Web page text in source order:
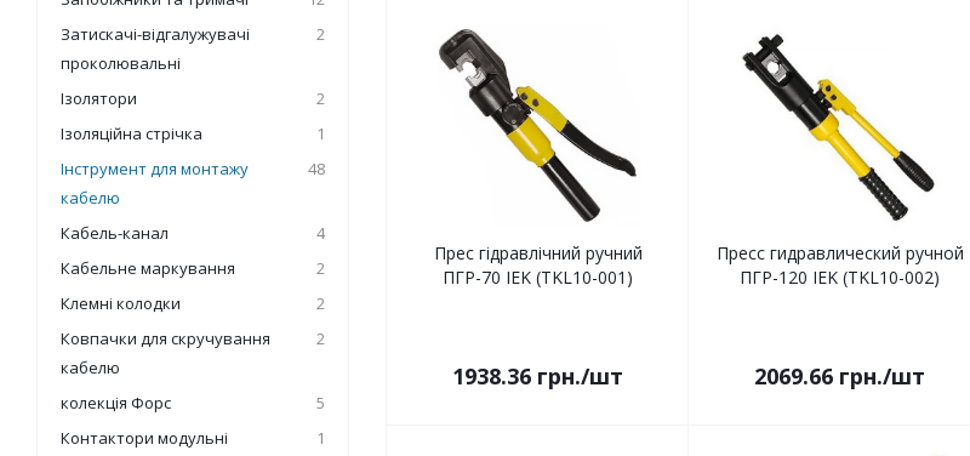
Прес гідравлічний ручний
ПГР-70 IEK (TKL10-001)
1938.36 грн./шт
Пресс гидравлический ручной
ПГР-120 IEK (TKL10-002)
2069.66 грн./шт
Затискачі-відгалужувачі
проколювальні
2
Ізолятори
2
Ізоляційна стрічка
1
Інструмент для монтажу
кабелю
48
Кабель-канал
4
Кабельне маркування
2
Клемні колодки
2
Ковпачки для скручування
кабелю
2
колекція Форс
5
Контактори модульні
1